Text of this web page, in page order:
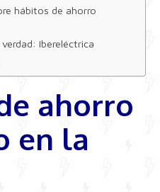
hábitos de ahorro
Ibereléctrica
ahorro
en la